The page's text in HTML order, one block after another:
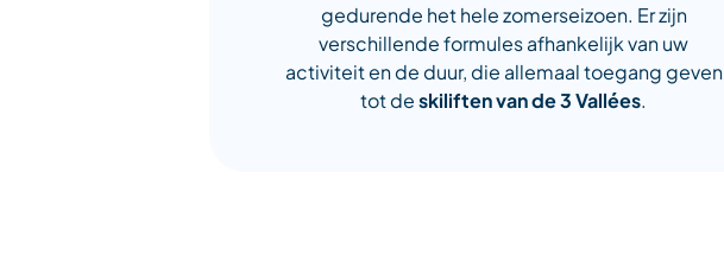
gedurende het hele zomerseizoen. Er zijn
verschillende formules afhankelijk van uw
activiteit en de duur, die allemaal toegang geven
tot deskiliften van de 3 Vallées.